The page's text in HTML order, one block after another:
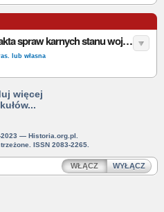
IPN zinwentaryzował akta spraw karnych stanu wojennego
lub własna
więcej
— Historia.org.pl.
ISSN 2083-2265.
WŁĄCZ WYŁĄCZ